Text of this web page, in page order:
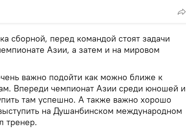
сборной, перед командой стоят задачи
Азии, а затем и на мировом
важно подойти как можно ближе к
Впереди чемпионат Азии среди юношей и
там успешно. А также важно хорошо
на Душанбинском международном
тренер.